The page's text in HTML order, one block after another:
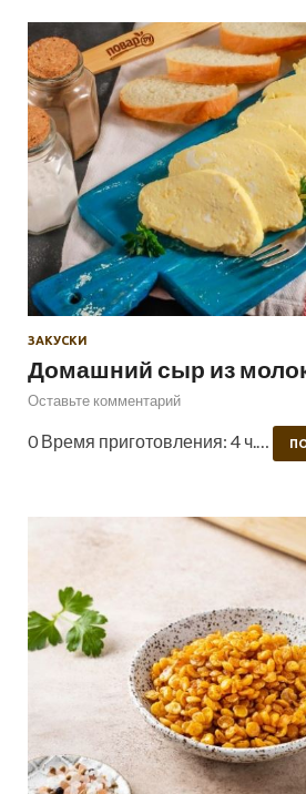
ЗАКУСКИ
Домашний сыр из
Оставьте комментарий
0 Время приготовления: 4 ч.…